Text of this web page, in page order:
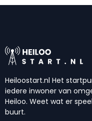
Heiloostart.nl Het
iedere inwoner van
Heiloo. Weet wat er
buurt.